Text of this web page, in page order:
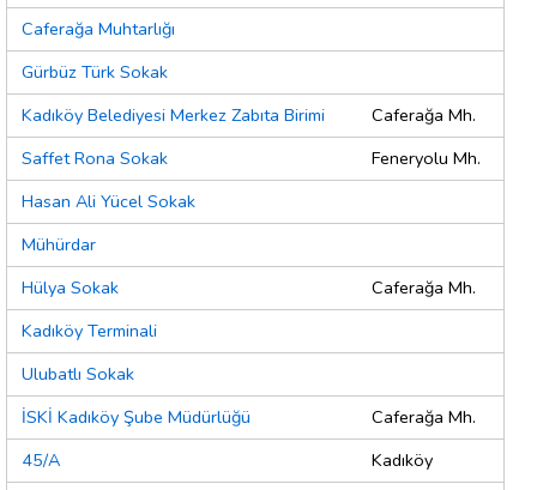
Caferağa Muhtarlığı
Gürbüz Türk Sokak
Kadıköy Belediyesi Merkez Zabıta Birimi
Caferağa Mh.
Saffet Rona Sokak
Feneryolu Mh.
Hasan Ali Yücel Sokak
Mühürdar
Hülya Sokak
Caferağa Mh.
Kadıköy Terminali
Ulubatlı Sokak
İSKİ Kadıköy Şube Müdürlüğü
Caferağa Mh.
45/A
Kadıköy